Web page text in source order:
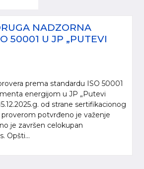
NADZORNA
50001 U JP „PUTEVI
prema standardu ISO 50001
energijom u JP „Putevi
od strane sertifikacionog
proverom potvrđeno je važenje
je završen celokupan
Opšti...